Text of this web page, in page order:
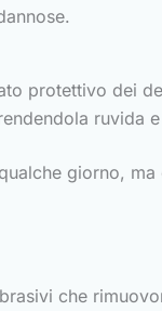
protettivo dei
ruvida
giorno,
che